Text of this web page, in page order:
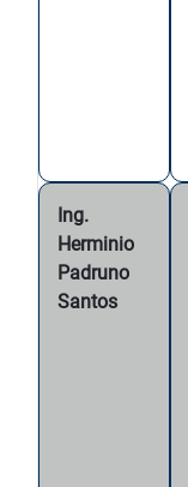
Ing.
Herminio
Padruno
Santos